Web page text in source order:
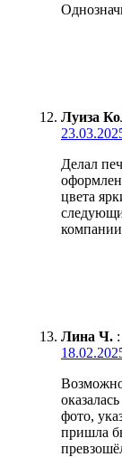
Луиза
Делал
цвета
Лина Ч. :
фото,
пришла